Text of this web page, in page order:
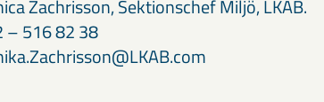
Zachrisson, Sektionschef Miljö, LKAB.
– 516 82 38